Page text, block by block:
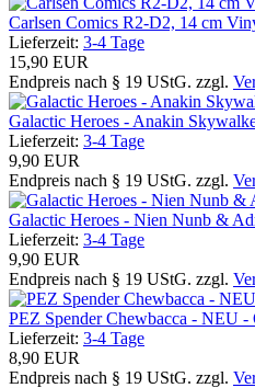
Carlsen Comics R2-D2, 14 cm
Lieferzeit: 3-4 Tage
15,90 EUR
Endpreis nach § 19 UStG. zzgl.
Galactic Heroes - Anakin
Lieferzeit: 3-4 Tage
9,90 EUR
Endpreis nach § 19 UStG. zzgl.
Galactic Heroes - Nien Nunb &
Lieferzeit: 3-4 Tage
9,90 EUR
Endpreis nach § 19 UStG. zzgl.
PEZ Spender Chewbacca - NEU
Lieferzeit: 3-4 Tage
8,90 EUR
Endpreis nach § 19 UStG. zzgl.